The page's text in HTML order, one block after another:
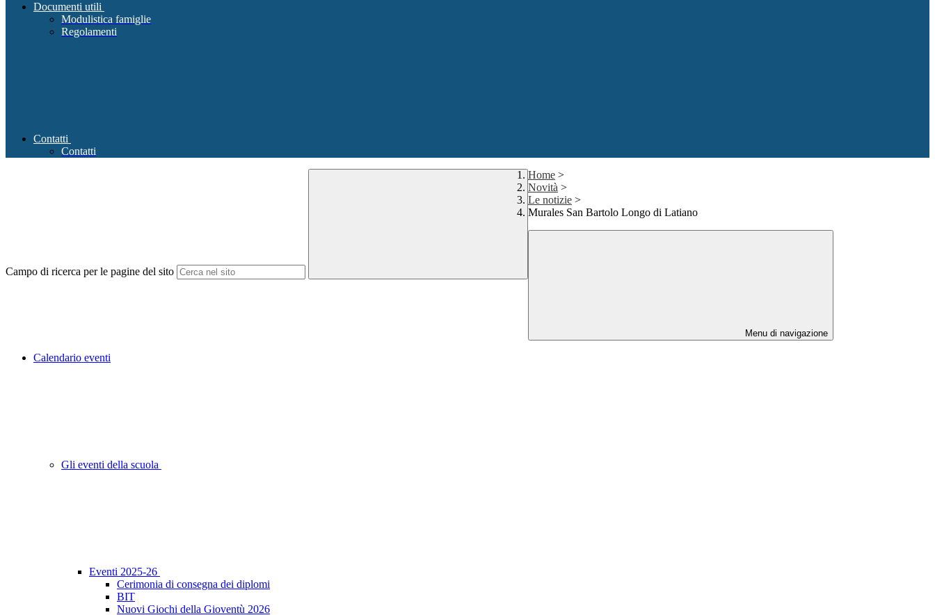
Documenti utili
Modulistica famiglie
Regolamenti
Contatti
Contatti
Campo di ricerca per le pagine del sito
Home >
Novità >
Le notizie >
Murales San Bartolo Longo di Latiano
Menu di navigazione
Calendario eventi
Gli eventi della scuola
Eventi 2025-26
Cerimonia di consegna dei diplomi
BIT
Nuovi Giochi della Gioventù 2026